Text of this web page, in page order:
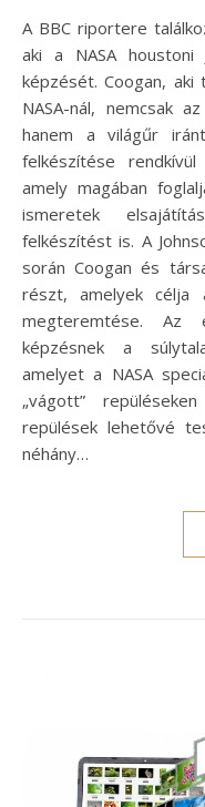
A BBC riportere találkozott Rosemary Coogan űrhajóssal,
aki a NASA houstoni
képzését. Coogan,
NASA-nál, nemcsak
hanem a világűr
felkészítése
amely magában
ismeretek
felkészítést is. A
során Coogan és
részt, amelyek célja
megteremtése. Az
képzésnek a
amelyet a NASA
„vágott”
repülések lehetővé
néhány…